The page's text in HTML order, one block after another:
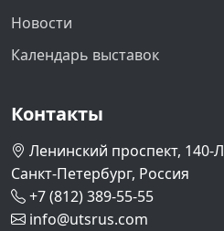
Новости
Календарь выставок
Контакты
Ленинский проспект, 140-Л
Санкт-Петербург, Россия
+7 (812) 389-55-55
info@utsrus.com